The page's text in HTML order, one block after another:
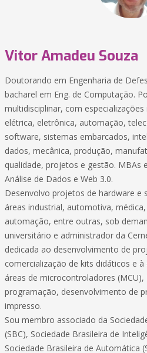
Vitor Amadeu Souza
Doutorando em Engenharia de
bacharel em Eng. de Computação.
multidisciplinar, com
elétrica, eletrônica, automação,
software, sistemas embarcados,
dados, mecânica, produção,
qualidade, projetos e gestão. MBAs
Análise de Dados e Web 3.0.
Desenvolvo projetos de hardware e
áreas industrial, automotiva,
automação, entre outras, sob
universitário e administrador da
dedicada ao desenvolvimento de
comercialização de kits didáticos e
áreas de microcontroladores (MCU),
programação, desenvolvimento de
impresso.
Sou membro associado da
(SBC), Sociedade Brasileira de
Sociedade Brasileira de Automática